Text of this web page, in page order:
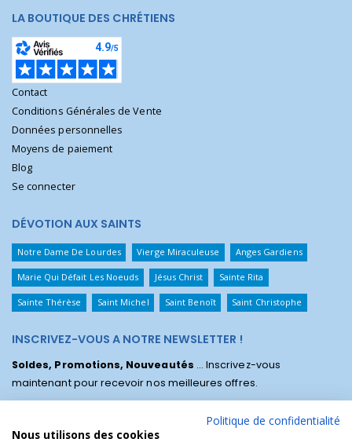
LA BOUTIQUE DES CHRÉTIENS
Contact
Conditions Générales de Vente
Données personnelles
Moyens de paiement
Blog
Se connecter
DÉVOTION AUX SAINTS
Notre Dame De Lourdes Vierge Miraculeuse Anges Gardiens
Marie Qui Défait Les Noeuds Jésus Christ Sainte Rita
Sainte Thérèse Saint Michel Saint Benoît Saint Christophe
INSCRIVEZ-VOUS A NOTRE NEWSLETTER !
Soldes, Promotions, Nouveautés ... Inscrivez-vous
maintenant pour recevoir nos meilleures offres.
Politique de confidentialité
Nous utilisons des cookies